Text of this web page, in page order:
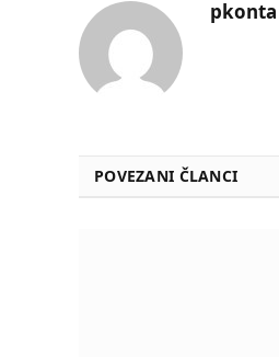
pkonta
POVEZANI ČLANCI